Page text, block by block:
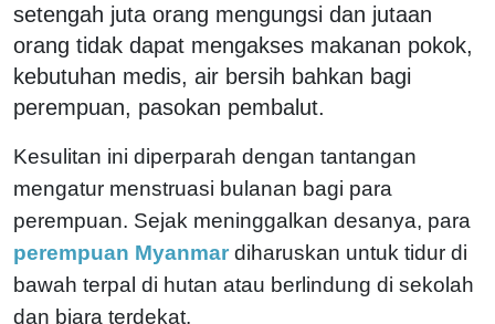
setengah juta orang mengungsi dan jutaan
orang tidak dapat mengakses makanan pokok,
kebutuhan medis, air bersih bahkan bagi
perempuan, pasokan pembalut.
Kesulitan ini diperparah dengan tantangan
mengatur menstruasi bulanan bagi para
perempuan. Sejak meninggalkan desanya, para
perempuan Myanmar diharuskan untuk tidur di
bawah terpal di hutan atau berlindung di sekolah
dan biara terdekat.